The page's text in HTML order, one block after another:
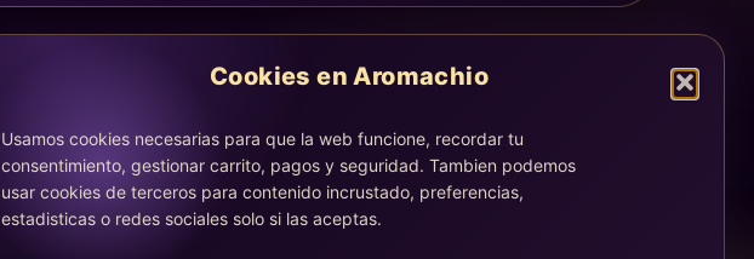
Cookies en Aromachio
Usamos cookies necesarias para que la web funcione, recordar tu
consentimiento, gestionar carrito, pagos y seguridad. Tambien podemos
usar cookies de terceros para contenido incrustado, preferencias,
estadisticas o redes sociales solo si las aceptas.
LEGAL
Privacidad
Cookies
La atención, dirección y correos quedan centralizados en la